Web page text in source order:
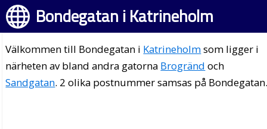
Bondegatan i Katrineholm
Välkommen till Bondegatan i Katrineholmsom ligger i
närheten av bland andra gatorna Brogränd och
Sandgatan. 2 olika postnummer samsas på